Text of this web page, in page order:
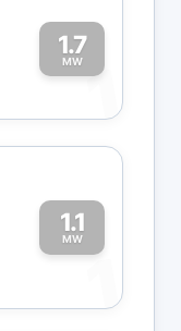
1.7
MW1
1.1
MW
1